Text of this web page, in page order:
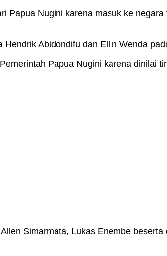
Papua Nugini karena masuk ke
Abidondifu dan Ellin Wenda
Papua Nugini karena dinilai
Simarmata, Lukas Enembe